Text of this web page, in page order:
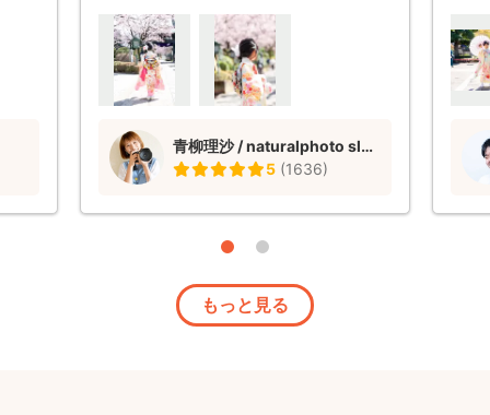
かったー。またやりたい｣と言ってまし
た。 慣れない着物でしたが、青柳さんが
崩れを直して下さったり、色々フォローし
て頂け、無事に撮影を終えることが出来ま
た写真も、本当にキレイで、大満足です！
また家族写真をお願いしたいです。 あり
青柳理沙 / naturalphoto slow
5 (1636)
を提
ただ
で、
もっと見る